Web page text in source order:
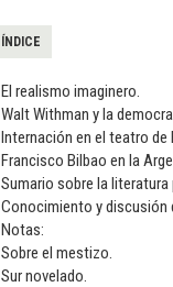
ÍNDICE
El realismo imaginero.
Walt Withman y la
Internación en el teatro de
Francisco Bilbao en la
Sumario sobre la literatura
Conocimiento y discusión
Notas:
Sobre el mestizo.
Sur novelado.